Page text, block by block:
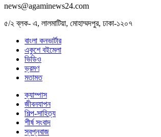
news@agaminews24.com
৫/২ ব্লক- এ, লালমাটিয়া, মোহাম্মদপুর, ঢাকা-১২০৭
বাংলা কনভার্টার
একুশে বইমেলা
ভিডিও
ভ্রমণ
মতামত
ক্যাম্পাস
জীবনযাপন
শিল্প-সাহিত্য
শীর্ষ সংবাদ
স্বপ্নবাজ